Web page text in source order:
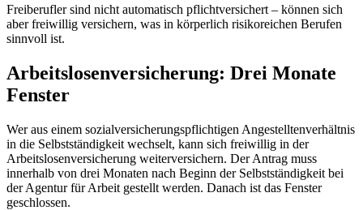
Freiberufler sind nicht automatisch pflichtversichert – können sich
aber freiwillig versichern, was in körperlich risikoreichen Berufen
sinnvoll ist.
Arbeitslosenversicherung: Drei Monate
Fenster
Wer aus einem sozialversicherungspflichtigen Angestelltenverhältnis
in die Selbstständigkeit wechselt, kann sich freiwillig in der
Arbeitslosenversicherung weiterversichern. Der Antrag muss
innerhalb von drei Monaten nach Beginn der Selbstständigkeit bei
der Agentur für Arbeit gestellt werden. Danach ist das Fenster
geschlossen.